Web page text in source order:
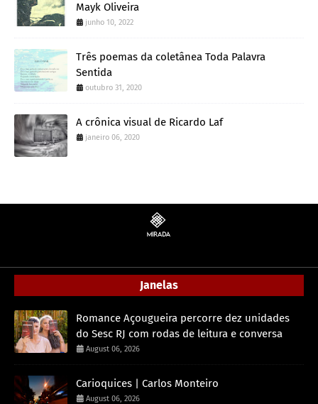
Mayk Oliveira
junho 10, 2022
Três poemas da coletânea Toda Palavra
Sentida
outubro 31, 2020
A crônica visual de Ricardo Laf
janeiro 06, 2020
Janelas
Romance Açougueira percorre dez unidades
do Sesc RJ com rodas de leitura e conversa
August 06, 2026
Carioquices | Carlos Monteiro
August 06, 2026